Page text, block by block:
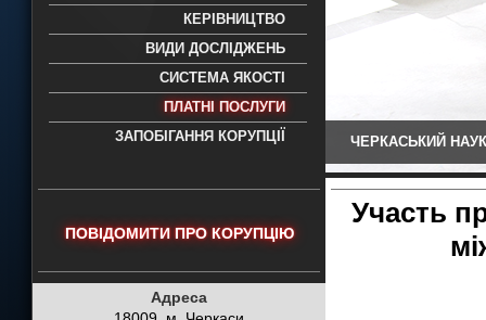
науково-дослідний експертно-
- проведення всих видів судових
експертиз
КЕРІВНИЦТВО
ВИДИ ДОСЛІДЖЕНЬ
СИСТЕМА ЯКОСТІ
ПЛАТНІ ПОСЛУГИ
ЗАПОБІГАННЯ КОРУПЦІЇ
ЧЕРКАСЬКИЙ
ПОВІДОМИТИ ПРО КОРУПЦІЮ
Адреса
Участь